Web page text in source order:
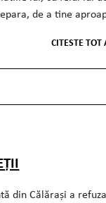
de a tine
CITESTE TOT
din Călărași a